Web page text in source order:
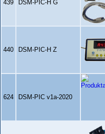
439 DSM‑PIC‑H G
440 DSM‑PIC‑H Z
624 DSM‑PIC v1a‑2020